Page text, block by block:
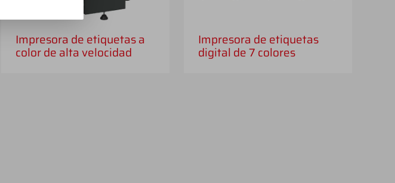
Impresora de etiquetas a
color de alta velocidad
Impresora de etiquetas
digital de 7 colores